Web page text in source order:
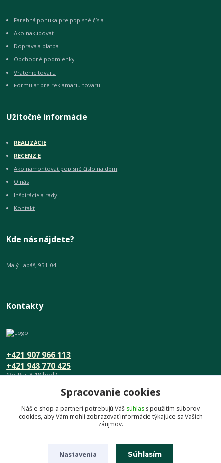
Farebná ponuka pre popisné čísla
Ako nakupovať
Doprava a platba
Obchodné podmienky
Vrátenie tovaru
Formulár pre reklamáciu tovaru
Užitočné informácie
REALIZÁCIE
RECENZIE
Ako namontovať popisné číslo na dom
O nás
Inšpirácie a rady
Kontakt
Kde nás nájdete?
Malý Lapáš, 951 04
Kontakty
+421 948 770 425
+421 907 966 113
(Po-Pia, 8-18 hod.)
info@umeniedomova.skSpracovanie cookies
Náš e-shop a partneri potrebujú Váš súhlas s použitím súborov
cookies, aby Vám mohli zobrazovať informácie týkajúce sa Vašich
záujmov.
Nastavenia Súhlasím